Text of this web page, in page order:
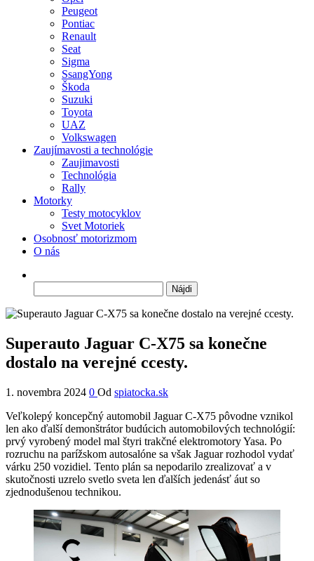
Peugeot
Pontiac
Renault
Seat
Sigma
SsangYong
Škoda
Suzuki
Toyota
UAZ
Volkswagen
Zaujímavosti a technológie
Zaujimavosti
Technológia
Rally
Motorky
Testy motocyklov
Svet Motoriek
Osobnosť motorizmom
O nás
Superauto Jaguar C-X75 sa konečne
dostalo na verejné ccesty.
1. novembra 2024 0 Od spiatocka.sk
Veľkolepý koncepčný automobil Jaguar C-X75 pôvodne vznikol
len ako ďalší demonštrátor budúcich automobilových technológií:
prvý vyrobený model mal štyri trakčné elektromotory Yasa. Po
rozruchu na parížskom autosalóne sa však Jaguar rozhodol vydať
várku 250 vozidiel. Tento plán sa nepodarilo zrealizovať a v
skutočnosti uzrelo svetlo sveta len ďalších jedenásť áut so
zjednodušenou technikou.